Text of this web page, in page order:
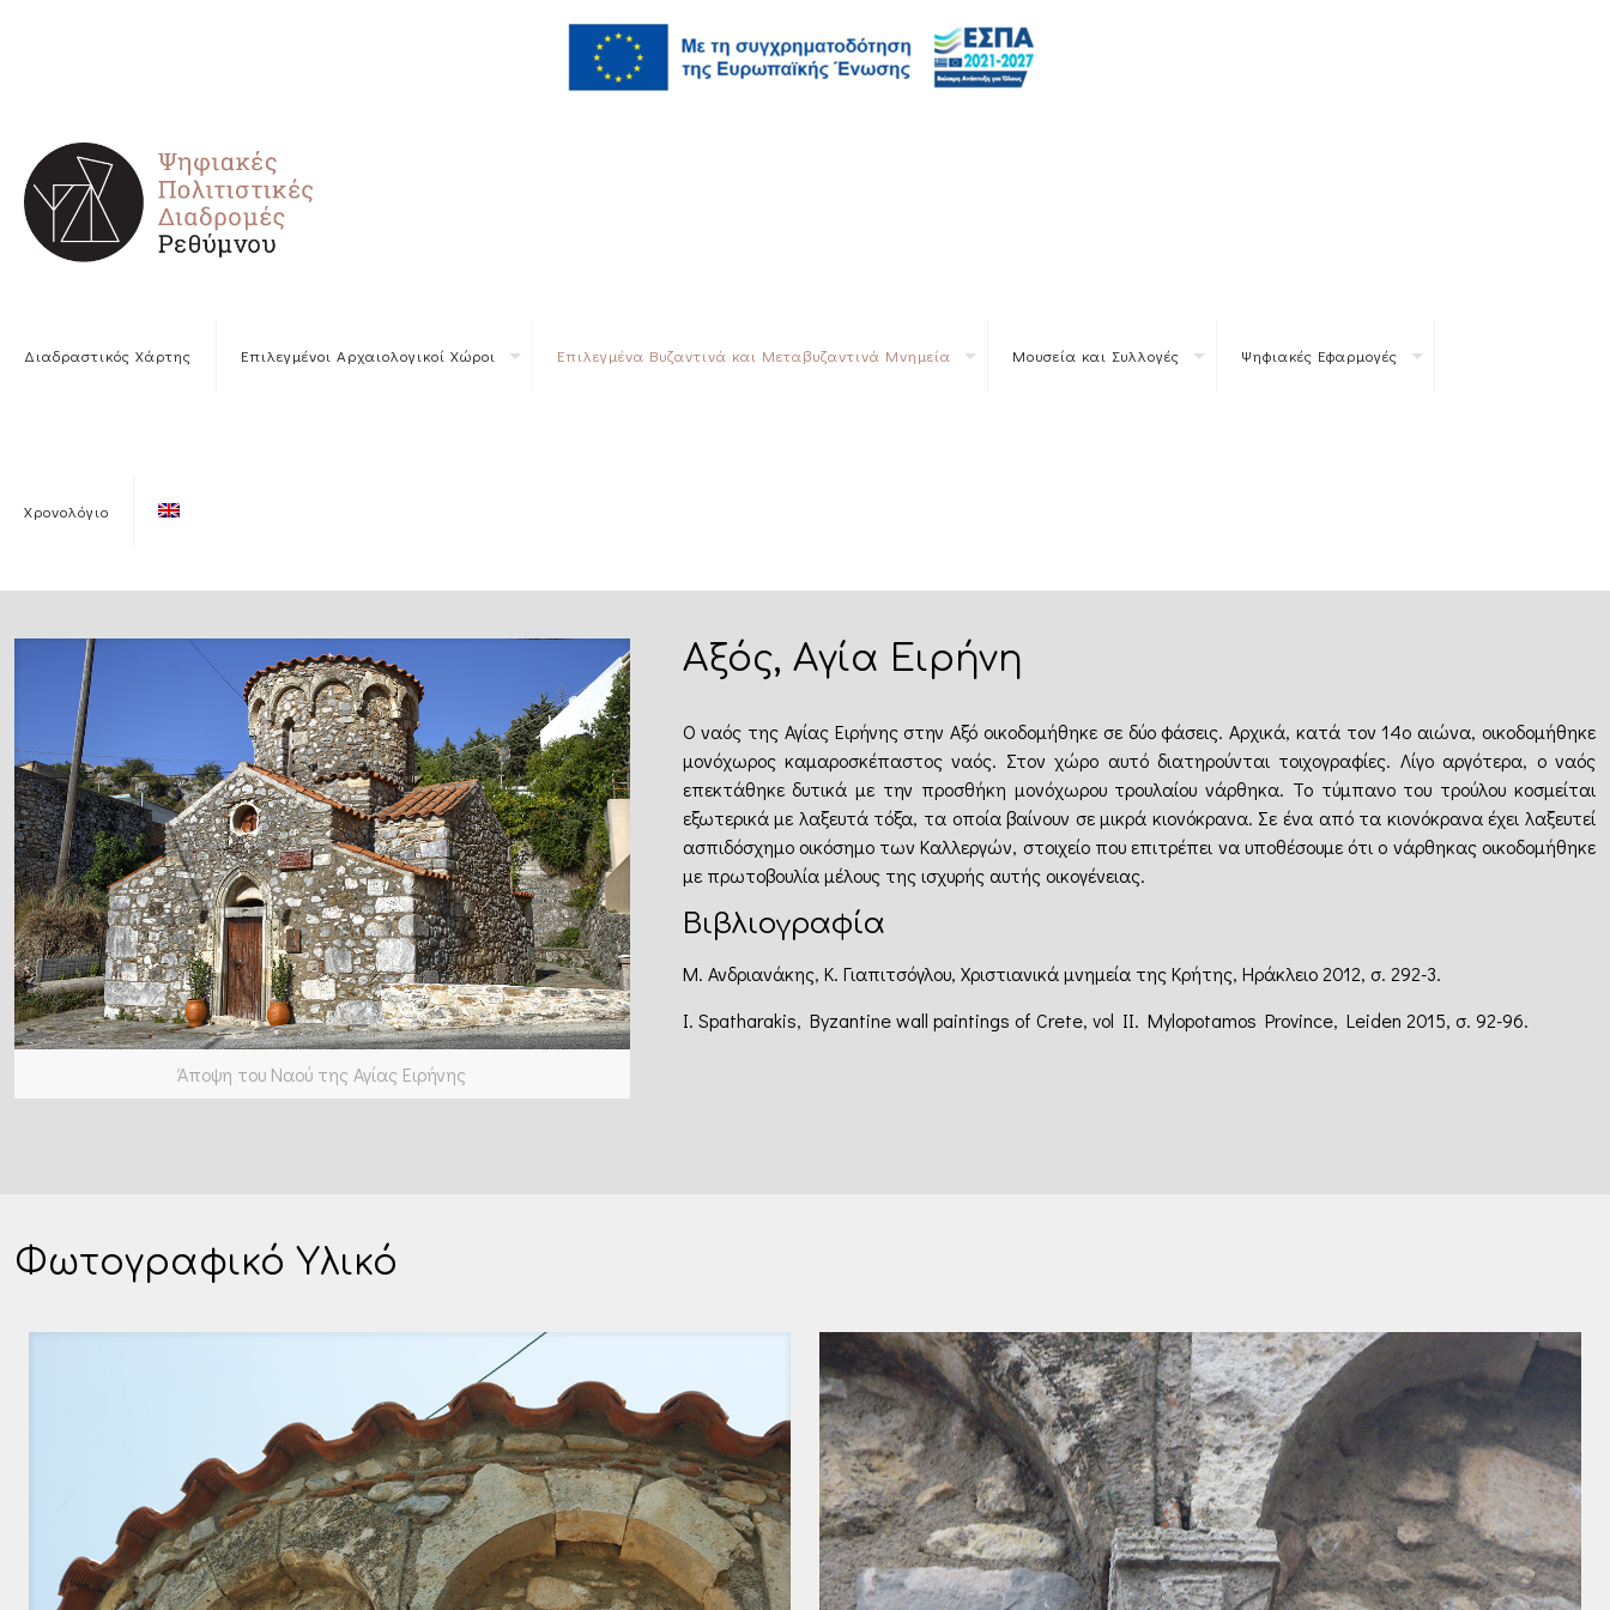
Διαδραστικός Χάρτης Επιλεγμένοι Αρχαιολογικοί Χώροι Επιλεγμένα Βυζαντινά και Μεταβυζαντινά Μνημεία Μουσεία και Συλλογές Ψηφιακές Εφαρμογές
Χρονολόγιο
Άποψη του Ναού της Αγίας Ειρήνης
Αξός, Αγία Ειρήνη
Ο ναός της Αγίας Ειρήνης στην Αξό οικοδομήθηκε σε δύο φάσεις. Αρχικά, κατά τον 14ο αιώνα, οικοδομήθηκε
μονόχωρος καμαροσκέπαστος ναός. Στον χώρο αυτό διατηρούνται τοιχογραφίες. Λίγο αργότερα, ο ναός
επεκτάθηκε δυτικά με την προσθήκη μονόχωρου τρουλαίου νάρθηκα. Το τύμπανο του τρούλου κοσμείται
εξωτερικά με λαξευτά τόξα, τα οποία βαίνουν σε μικρά κιονόκρανα. Σε ένα από τα κιονόκρανα έχει λαξευτεί
ασπιδόσχημο οικόσημο των Καλλεργών, στοιχείο που επιτρέπει να υποθέσουμε ότι ο νάρθηκας οικοδομήθηκε
με πρωτοβουλία μέλους της ισχυρής αυτής οικογένειας.
Βιβλιογραφία
Μ. Ανδριανάκης, Κ. Γιαπιτσόγλου, Χριστιανικά μνημεία της Κρήτης, Ηράκλειο 2012, σ. 292-3.
I. Spatharakis, Byzantine wall paintings of Crete, vol II. Mylopotamos Province, Leiden 2015, σ. 92-96.
Φωτογραφικό Υλικό